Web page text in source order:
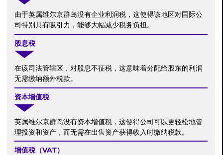
由于英属维尔京群岛没有企业利润税，这使得该地区对国际公
司特别具有吸引力，能够大幅减少税务负担。
股息税
在该司法管辖区，对股息不征税，这意味着分配给股东的利润
无需缴纳额外税款。
资本增值税
英属维尔京群岛没有资本增值税，这使得公司可以更轻松地管
理投资和资产，而无需在出售资产获得收入时缴纳税款。
增值税（VAT）